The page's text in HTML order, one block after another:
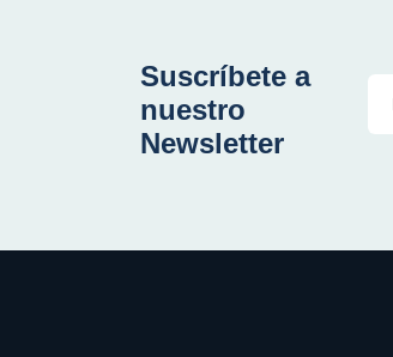
Suscríbete a
nuestro
Newsletter